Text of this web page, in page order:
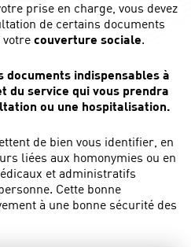
prise en charge, vous devez
de certains documents
votre couverture sociale.
indispensables à
du service qui vous prendra
ou une hospitalisation.
de bien vous identifier, en
liées aux homonymies ou en
et administratifs
Cette bonne
à une bonne sécurité des